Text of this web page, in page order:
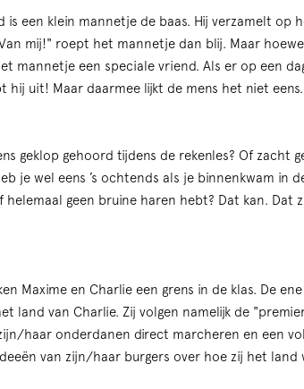
is een klein mannetje de baas. Hij verzamelt op
mij!" roept het mannetje dan blij. Maar
mannetje een speciale vriend. Als er op een
hij uit! Maar daarmee lijkt de mens het niet eens.
geklop gehoord tijdens de rekenles? Of zacht
je wel eens ’s ochtends als je binnenkwam in
geen bruine haren hebt? Dat kan. Dat
Maxime en Charlie een grens in de klas. De
land van Charlie. Zij volgen namelijk de
haar onderdanen direct marcheren en een
van zijn/haar burgers over hoe zij het land